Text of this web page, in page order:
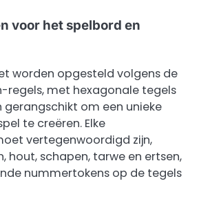
voor het spelbord en
worden opgesteld volgens de
met hexagonale tegels
gerangschikt om een unieke
te creëren. Elke
vertegenwoordigd zijn,
hout, schapen, tarwe en ertsen,
nummertokens op de tegels